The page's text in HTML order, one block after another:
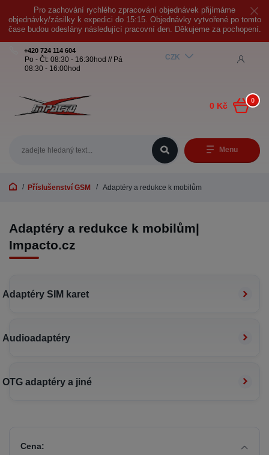
Pro zachování rychlého zpracování objednávek přijímáme
objednávky/zásilky k expedici do 15:15. Objednávky vytvořené po tomto
čase budou odeslány následující pracovní den. Děkujeme za pochopení.
Menu
CZK
+420 724 114 604
Po - Čt: 08:30 - 16:30hod // Pá
08:30 - 16:00hod
0
0 Kč
Příslušenství GSM Adaptéry a redukce k mobilům
Adaptéry a redukce k mobilům|
Impacto.cz
Adaptéry SIM karet
Audioadaptéry
OTG adaptéry a jiné
Cena: